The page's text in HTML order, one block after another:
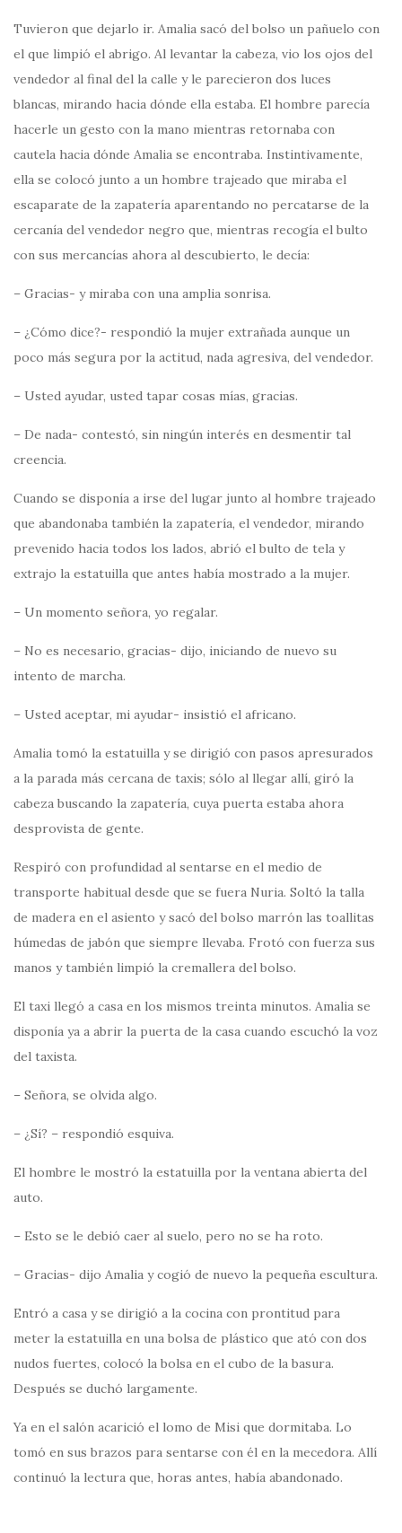
Tuvieron que dejarlo ir. Amalia sacó del bolso un pañuelo con
el que limpió el abrigo. Al levantar la cabeza, vio los ojos del
vendedor al final del la calle y le parecieron dos luces
blancas, mirando hacia dónde ella estaba. El hombre parecía
hacerle un gesto con la mano mientras retornaba con
cautela hacia dónde Amalia se encontraba. Instintivamente,
ella se colocó junto a un hombre trajeado que miraba el
escaparate de la zapatería aparentando no percatarse de la
cercanía del vendedor negro que, mientras recogía el bulto
con sus mercancías ahora al descubierto, le decía:
– Gracias- y miraba con una amplia sonrisa.
– ¿Cómo dice?- respondió la mujer extrañada aunque un
poco más segura por la actitud, nada agresiva, del vendedor.
– Usted ayudar, usted tapar cosas mías, gracias.
– De nada- contestó, sin ningún interés en desmentir tal
creencia.
Cuando se disponía a irse del lugar junto al hombre trajeado
que abandonaba también la zapatería, el vendedor, mirando
prevenido hacia todos los lados, abrió el bulto de tela y
extrajo la estatuilla que antes había mostrado a la mujer.
– Un momento señora, yo regalar.
– No es necesario, gracias- dijo, iniciando de nuevo su
intento de marcha.
– Usted aceptar, mi ayudar- insistió el africano.
Amalia tomó la estatuilla y se dirigió con pasos apresurados
a la parada más cercana de taxis; sólo al llegar allí, giró la
cabeza buscando la zapatería, cuya puerta estaba ahora
desprovista de gente.
Respiró con profundidad al sentarse en el medio de
transporte habitual desde que se fuera Nuria. Soltó la talla
de madera en el asiento y sacó del bolso marrón las toallitas
húmedas de jabón que siempre llevaba. Frotó con fuerza sus
manos y también limpió la cremallera del bolso.
El taxi llegó a casa en los mismos treinta minutos. Amalia se
disponía ya a abrir la puerta de la casa cuando escuchó la voz
del taxista.
– Señora, se olvida algo.
– ¿Sí? – respondió esquiva.
El hombre le mostró la estatuilla por la ventana abierta del
auto.
– Esto se le debió caer al suelo, pero no se ha roto.
– Gracias- dijo Amalia y cogió de nuevo la pequeña escultura.
Entró a casa y se dirigió a la cocina con prontitud para
meter la estatuilla en una bolsa de plástico que ató con dos
nudos fuertes, colocó la bolsa en el cubo de la basura.
Después se duchó largamente.
Ya en el salón acarició el lomo de Misi que dormitaba. Lo
tomó en sus brazos para sentarse con él en la mecedora. Allí
continuó la lectura que, horas antes, había abandonado.